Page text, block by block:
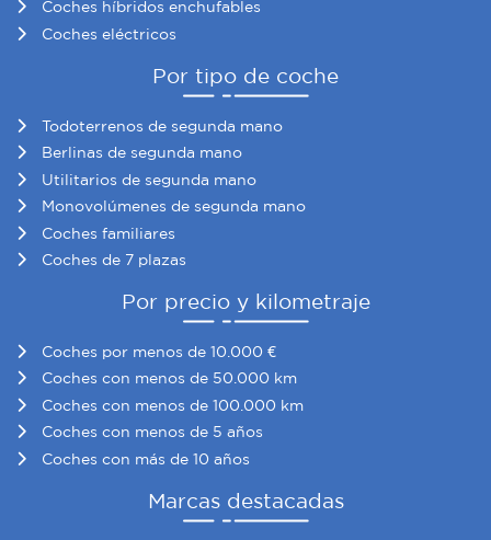
Coches híbridos enchufables
Coches eléctricos
Por tipo de coche
Todoterrenos de segunda mano
Berlinas de segunda mano
Utilitarios de segunda mano
Monovolúmenes de segunda mano
Coches familiares
Coches de 7 plazas
Por precio y kilometraje
Coches por menos de 10.000 €
Coches con menos de 50.000 km
Coches con menos de 100.000 km
Coches con menos de 5 años
Coches con más de 10 años
Marcas destacadas